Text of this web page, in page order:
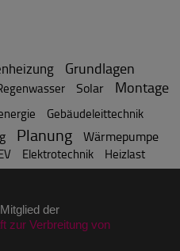
Grundlagen
Solar Montage
Gebäudeleittechnik
Planung Wärmepumpe
Elektrotechnik Heizlast
der
zur Verbreitung von